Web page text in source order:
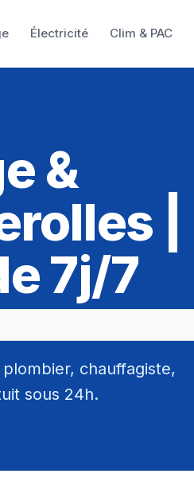
Électricité Clim & PAC
&
|
7j/7
chauffagiste,
sous 24h.